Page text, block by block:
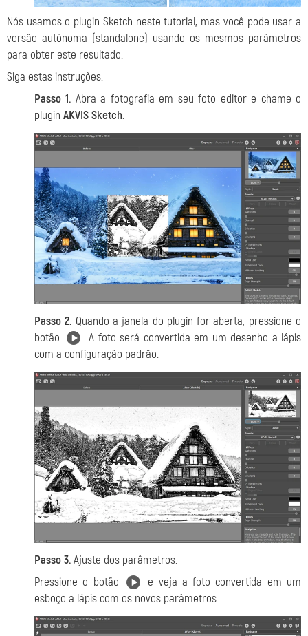
Nós usamos o plugin Sketch neste tutorial, mas você pode usar a
versão autônoma (standalone) usando os mesmos parâmetros
para obter este resultado.
Siga estas instruções:
Passo 1. Abra a fotografia em seu foto editor e chame o
plugin AKVIS Sketch.
Passo 2. Quando a janela do plugin for aberta, pressione o
botão
. A foto será convertida em um desenho a lápis
com a configuração padrão.
Passo 3.Ajuste dos parâmetros.
Pressione o botão
e veja a foto convertida em um
esboço a lápis com os novos parâmetros.